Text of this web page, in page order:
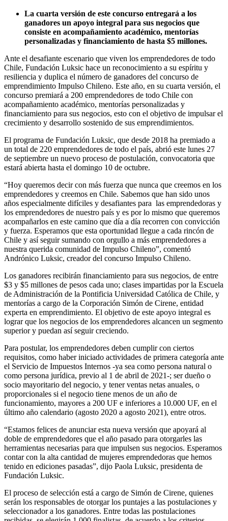
La cuarta versión de este concurso entregará a los
ganadores un apoyo integral para sus negocios que
consiste en acompañamiento académico, mentorías
personalizadas y financiamiento de hasta $5 millones.
Ante el desafiante escenario que viven los emprendedores de todo
Chile, Fundación Luksic hace un reconocimiento a su espíritu y
resiliencia y duplica el número de ganadores del concurso de
emprendimiento Impulso Chileno. Este año, en su cuarta versión, el
concurso premiará a 200 emprendedores de todo Chile con
acompañamiento académico, mentorías personalizadas y
financiamiento para sus negocios, esto con el objetivo de impulsar el
crecimiento y desarrollo sostenido de sus emprendimientos.
El programa de Fundación Luksic, que desde 2018 ha premiado a
un total de 220 emprendedores de todo el país, abrió este lunes 27
de septiembre un nuevo proceso de postulación, convocatoria que
estará abierta hasta el domingo 10 de octubre.
“Hoy queremos decir con más fuerza que nunca que creemos en los
emprendedores y creemos en Chile. Sabemos que han sido unos
años especialmente difíciles y desafiantes para las emprendedoras y
los emprendedores de nuestro país y es por lo mismo que queremos
acompañarlos en este camino que día a día recorren con convicción
y fuerza. Esperamos que esta oportunidad llegue a cada rincón de
Chile y así seguir sumando con orgullo a más emprendedores a
nuestra querida comunidad de Impulso Chileno”, comentó
Andrónico Luksic, creador del concurso Impulso Chileno.
Los ganadores recibirán financiamiento para sus negocios, de entre
$3 y $5 millones de pesos cada uno; clases impartidas por la Escuela
de Administración de la Pontificia Universidad Católica de Chile, y
mentorías a cargo de la Corporación Simón de Cirene, entidad
experta en emprendimiento. El objetivo de este apoyo integral es
lograr que los negocios de los emprendedores alcancen un segmento
superior y puedan así seguir creciendo.
Para postular, los emprendedores deben cumplir con ciertos
requisitos, como haber iniciado actividades de primera categoría ante
el Servicio de Impuestos Internos -ya sea como persona natural o
como persona jurídica, previo al 1 de abril de 2021-; ser dueño o
socio mayoritario del negocio, y tener ventas netas anuales, o
proporcionales si el negocio tiene menos de un año de
funcionamiento, mayores a 200 UF e inferiores a 10.000 UF, en el
último año calendario (agosto 2020 a agosto 2021), entre otros.
“Estamos felices de anunciar esta nueva versión que apoyará al
doble de emprendedores que el año pasado para otorgarles las
herramientas necesarias para que impulsen sus negocios. Esperamos
contar con la alta cantidad de mujeres emprendedoras que hemos
tenido en ediciones pasadas”, dijo Paola Luksic, presidenta de
Fundación Luksic.
El proceso de selección está a cargo de Simón de Cirene, quienes
serán los responsables de otorgar los puntajes a las postulaciones y
seleccionador a los ganadores. Entre todas las postulaciones